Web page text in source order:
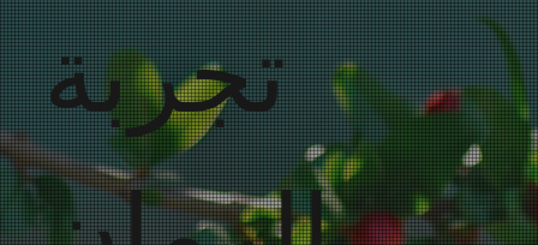
تجربة